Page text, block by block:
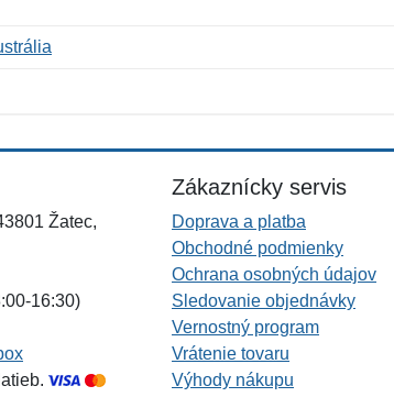
Žatec,
16:30)
Zákaznícky servis
Doprava a platba
Obchodné podmienky
Ochrana osobných údajov
Sledovanie objednávky
Vernostný program
Vrátenie tovaru
Výhody nákupu